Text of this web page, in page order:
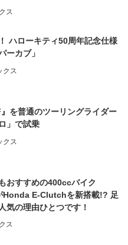
ス
ハローキティ50周年記念仕様
ーカブ」
クス
を普通のツーリングライダー
」で試乗
クス
おすすめの400ccバイク
Honda E-Clutchを新搭載!? 足
気の理由ひとつです！
ス